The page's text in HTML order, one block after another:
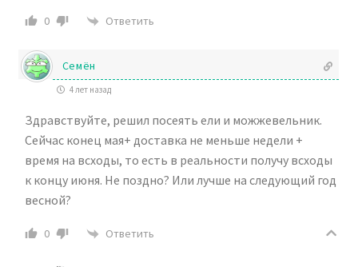
0 Ответить
Семён
4 лет назад
Здравствуйте, решил посеять ели и можжевельник.
Сейчас конец мая+ доставка не меньше недели +
время на всходы, то есть в реальности получу всходы
к концу июня. Не поздно? Или лучше на следующий год
весной?
0 Ответить